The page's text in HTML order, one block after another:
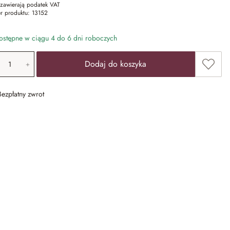
podatek VAT
produktu: 13152
w ciągu 4 do 6 dni roboczych
produktu: Wprowadź żądaną wartość
Dodaj do koszyka
zwrot